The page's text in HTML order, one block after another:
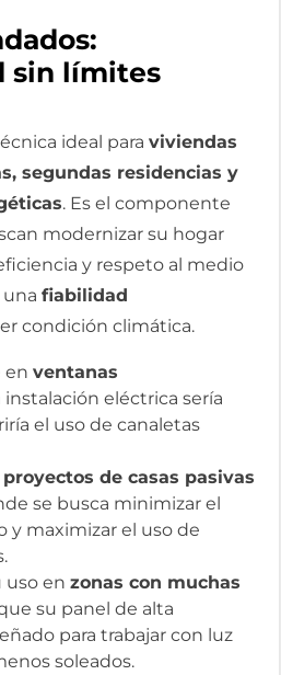
sin límites
ideal paraviviendas
segundas residencias y
. Es el componente
modernizar su hogar
y respeto al medio
unafiabilidad
condición climática.
enventanas
eléctrica sería
el uso de canaletas
proyectos de casas pasivas
se busca minimizar el
y maximizar el uso de
uso enzonas con muchas
su panel de alta
para trabajar con luz
soleados.